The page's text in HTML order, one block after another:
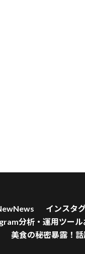
インスタ
分析・運用ツール
美食の秘密暴露！